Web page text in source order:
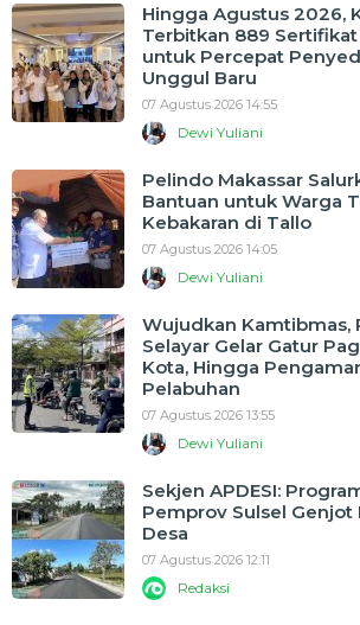
Hingga Agustus 2026,
Terbitkan 889 Sertifikat
untuk Percepat
Unggul Baru
07 Agustus 2026 14:55
Dewi Yuliani
Pelindo Makassar
Bantuan untuk Warga
Kebakaran di Tallo
07 Agustus 2026 14:05
Dewi Yuliani
Wujudkan Kamtibmas,
Selayar Gelar Gatur
Kota, Hingga
Pelabuhan
07 Agustus 2026 13:55
Dewi Yuliani
Sekjen APDESI:
Pemprov Sulsel Genjot
Desa
07 Agustus 2026 12:11
Redaksi